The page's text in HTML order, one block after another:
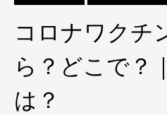
コロナワクチ
ら？どこで？
は？